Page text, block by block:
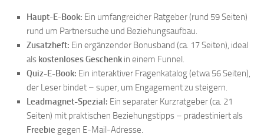
Haupt-E-Book: Ein umfangreicher Ratgeber (rund 59 Seiten)
rund um Partnersuche und Beziehungsaufbau.
Zusatzheft: Ein ergänzender Bonusband (ca. 17 Seiten), ideal
als kostenloses Geschenk in einem Funnel.
Quiz-E-Book: Ein interaktiver Fragenkatalog (etwa 56 Seiten),
der Leser bindet – super, um Engagement zu steigern.
Leadmagnet-Spezial: Ein separater Kurzratgeber (ca. 21
Seiten) mit praktischen Beziehungstipps – prädestiniert als
Freebie gegen E-Mail-Adresse.